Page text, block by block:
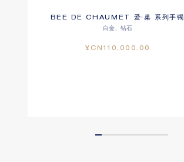
BEE DE CHAUMET 爱·巢 系列手镯
白金、钻石
¥CN110,000.00